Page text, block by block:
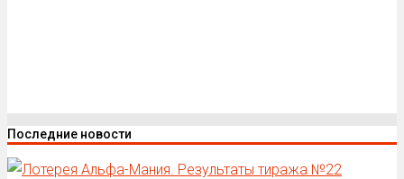
Последние новости